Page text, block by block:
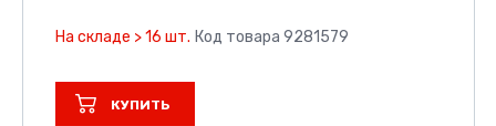
На складе > 16 шт. Код товара 9281579
КУПИТЬ